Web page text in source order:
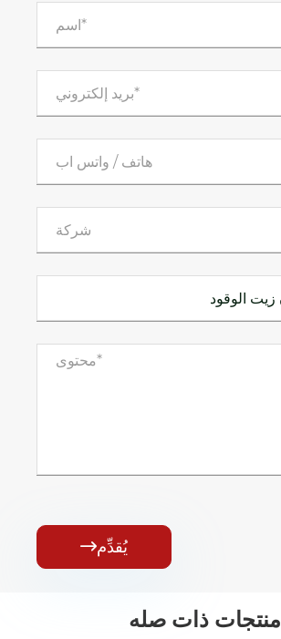
يُقدِّم
منتجات ذات صله